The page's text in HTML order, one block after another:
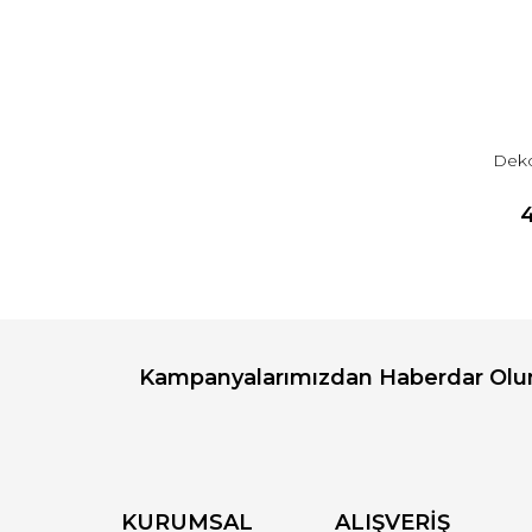
Kampanyalarımızdan Haberdar
KURUMSAL ALIŞVERİŞ